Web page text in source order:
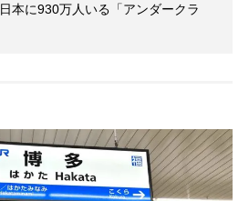
本に930万人いる「アンダークラ